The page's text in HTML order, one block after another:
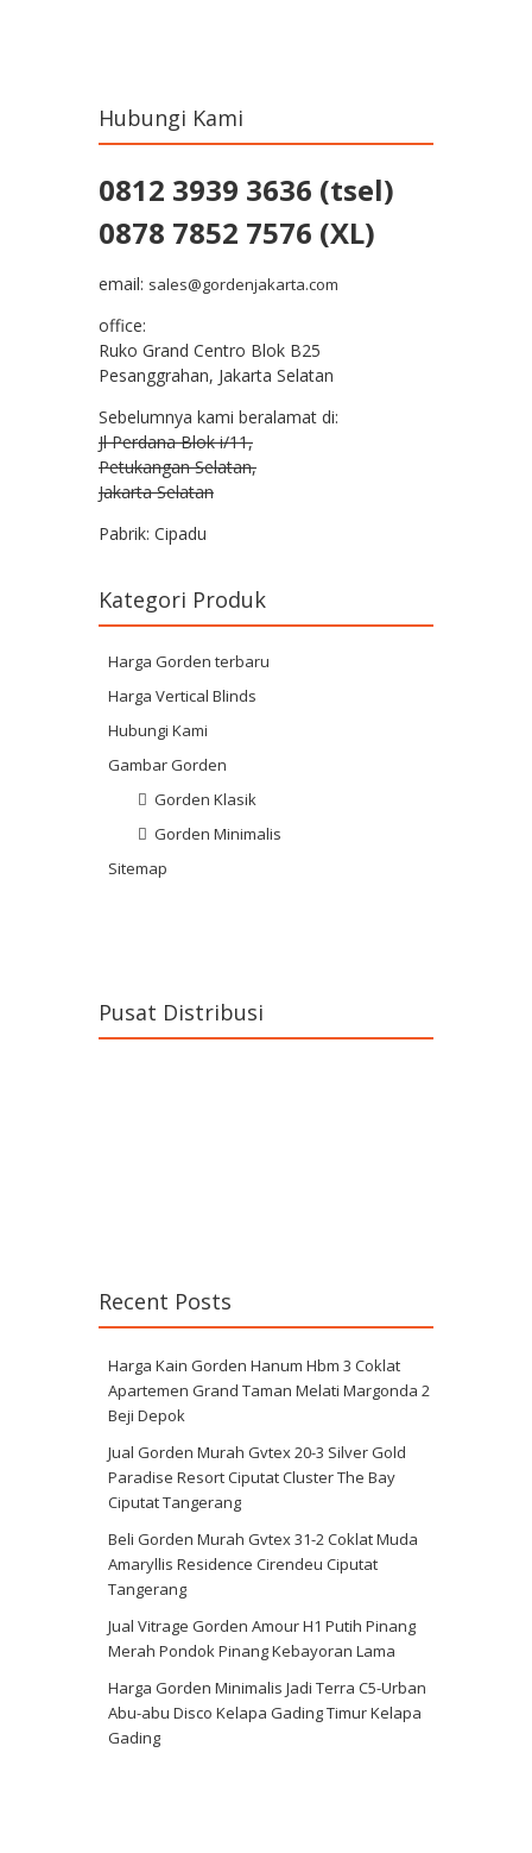
Hubungi Kami
0812 3939 3636 (tsel)
0878 7852 7576 (XL)
email: sales@gordenjakarta.com
office:
Ruko Grand Centro Blok B25
Pesanggrahan, Jakarta Selatan
Sebelumnya kami beralamat di:
Jl Perdana Blok i/11,
Petukangan Selatan,
Jakarta Selatan
Pabrik: Cipadu
Kategori Produk
Harga Gorden terbaru
Harga Vertical Blinds
Hubungi Kami
Gambar Gorden
Gorden Klasik
Gorden Minimalis
Sitemap
Pusat Distribusi
Recent Posts
Harga Kain Gorden Hanum Hbm 3 Coklat
Apartemen Grand Taman Melati Margonda 2
Beji Depok
Jual Gorden Murah Gvtex 20-3 Silver Gold
Paradise Resort Ciputat Cluster The Bay
Ciputat Tangerang
Beli Gorden Murah Gvtex 31-2 Coklat Muda
Amaryllis Residence Cirendeu Ciputat
Tangerang
Jual Vitrage Gorden Amour H1 Putih Pinang
Merah Pondok Pinang Kebayoran Lama
Harga Gorden Minimalis Jadi Terra C5-Urban
Abu-abu Disco Kelapa Gading Timur Kelapa
Gading